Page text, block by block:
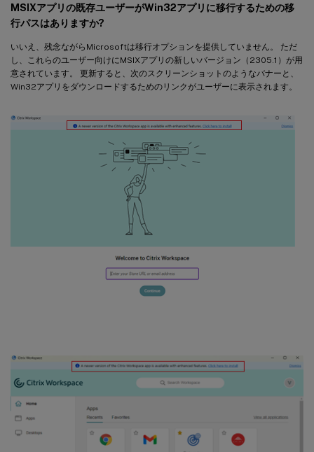
MSIXアプリの既存ユーザーがWin32アプリに移行するための移
行パスはありますか?
いいえ、残念ながらMicrosoftは移行オプションを提供していません。 ただ
し、これらのユーザー向けにMSIXアプリの新しいバージョン（2305.1）が用
意されています。 更新すると、次のスクリーンショットのようなバナーと、
Win32アプリをダウンロードするためのリンクがユーザーに表示されます。